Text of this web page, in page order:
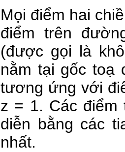
Mọi điểm hai
điểm trên
(được gọi là
nằm tại gốc toạ
tương ứng với
z = 1. Các điểm
diễn bằng các
nhất.